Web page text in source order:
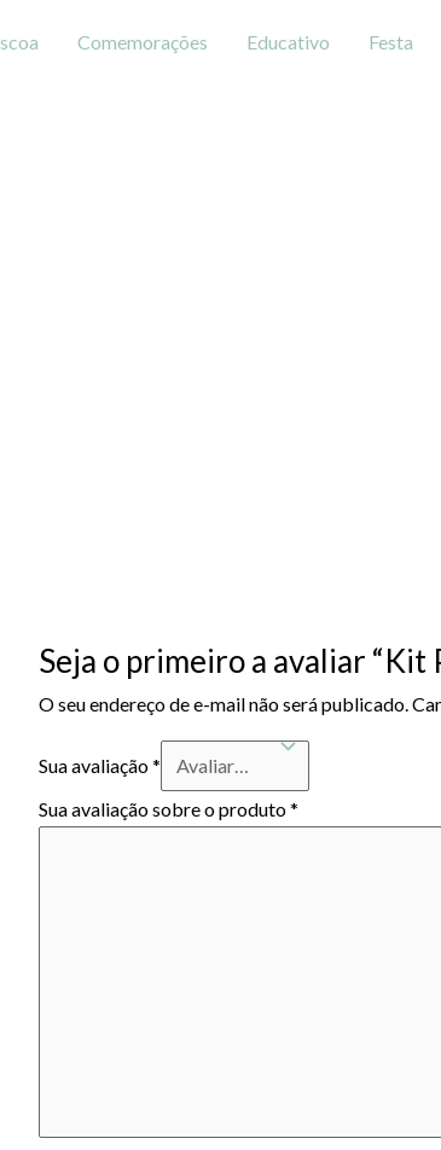
Comemorações Educativo Festa
Seja o primeiro a avaliar “Kit
O seu endereço de e-mail não será publicado.
Sua avaliação*
Sua avaliação sobre o produto*